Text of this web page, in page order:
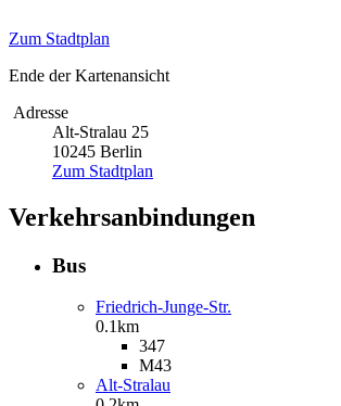
Zum Stadtplan
Ende der Kartenansicht
Adresse
Alt-Stralau 25
10245 Berlin
Zum Stadtplan
Verkehrsanbindungen
Bus
Friedrich-Junge-Str.
0.1km
347
M43
Alt-Stralau